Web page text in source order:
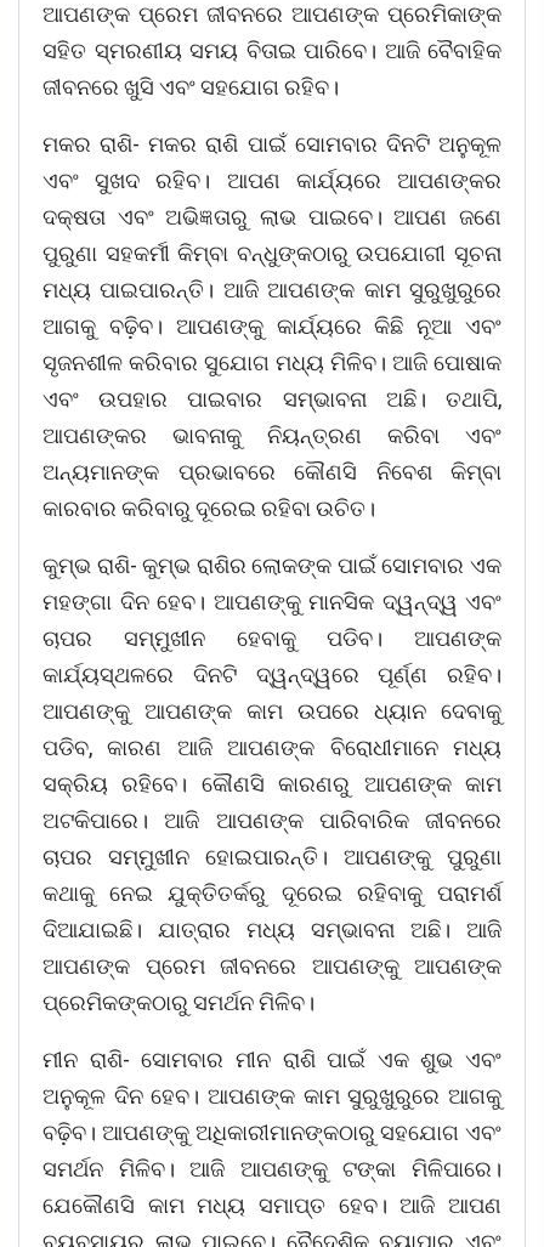
ଆପଣଙ୍କ ପ୍ରେମ ଜୀବନରେ ଆପଣଙ୍କ ପ୍ରେମିକାଙ୍କ
ସହିତ ସ୍ମରଣୀୟ ସମୟ ବିତାଇ ପାରିବେ। ଆଜି ବୈବାହିକ
ଜୀବନରେ ଖୁସି ଏବଂ ସହଯୋଗ ରହିବ।
ମକର ରାଶି- ମକର ରାଶି ପାଇଁ ସୋମବାର ଦିନଟି ଅନୁକୂଳ
ଏବଂ ସୁଖଦ ରହିବ। ଆପଣ କାର୍ଯ୍ୟରେ ଆପଣଙ୍କର
ଦକ୍ଷତା ଏବଂ ଅଭିଜ୍ଞତାରୁ ଲାଭ ପାଇବେ। ଆପଣ ଜଣେ
ପୁରୁଣା ସହକର୍ମୀ କିମ୍ବା ବନ୍ଧୁଙ୍କଠାରୁ ଉପଯୋଗୀ ସୂଚନା
ମଧ୍ୟ ପାଇପାରନ୍ତି। ଆଜି ଆପଣଙ୍କ କାମ ସୁରୁଖୁରୁରେ
ଆଗକୁ ବଢ଼ିବ। ଆପଣଙ୍କୁ କାର୍ଯ୍ୟରେ କିଛି ନୂଆ ଏବଂ
ସୃଜନଶୀଳ କରିବାର ସୁଯୋଗ ମଧ୍ୟ ମିଳିବ। ଆଜି ପୋଷାକ
ଏବଂ ଉପହାର ପାଇବାର ସମ୍ଭାବନା ଅଛି। ତଥାପି,
ଆପଣଙ୍କର ଭାବନାକୁ ନିୟନ୍ତ୍ରଣ କରିବା ଏବଂ
ଅନ୍ୟମାନଙ୍କ ପ୍ରଭାବରେ କୌଣସି ନିବେଶ କିମ୍ବା
କାରବାର କରିବାରୁ ଦୂରେଇ ରହିବା ଉଚିତ।
କୁମ୍ଭ ରାଶି- କୁମ୍ଭ ରାଶିର ଲୋକଙ୍କ ପାଇଁ ସୋମବାର ଏକ
ମହଙ୍ଗା ଦିନ ହେବ। ଆପଣଙ୍କୁ ମାନସିକ ଦ୍ୱନ୍ଦ୍ୱ ଏବଂ
ଚାପର ସମ୍ମୁଖୀନ ହେବାକୁ ପଡିବ। ଆପଣଙ୍କ
କାର୍ଯ୍ୟସ୍ଥଳରେ ଦିନଟି ଦ୍ୱନ୍ଦ୍ୱରେ ପୂର୍ଣ୍ଣ ରହିବ।
ଆପଣଙ୍କୁ ଆପଣଙ୍କ କାମ ଉପରେ ଧ୍ୟାନ ଦେବାକୁ
ପଡିବ, କାରଣ ଆଜି ଆପଣଙ୍କ ବିରୋଧୀମାନେ ମଧ୍ୟ
ସକ୍ରିୟ ରହିବେ। କୌଣସି କାରଣରୁ ଆପଣଙ୍କ କାମ
ଅଟକିପାରେ। ଆଜି ଆପଣଙ୍କ ପାରିବାରିକ ଜୀବନରେ
ଚାପର ସମ୍ମୁଖୀନ ହୋଇପାରନ୍ତି। ଆପଣଙ୍କୁ ପୁରୁଣା
କଥାକୁ ନେଇ ଯୁକ୍ତିତର୍କରୁ ଦୂରେଇ ରହିବାକୁ ପରାମର୍ଶ
ଦିଆଯାଇଛି। ଯାତ୍ରାର ମଧ୍ୟ ସମ୍ଭାବନା ଅଛି। ଆଜି
ଆପଣଙ୍କ ପ୍ରେମ ଜୀବନରେ ଆପଣଙ୍କୁ ଆପଣଙ୍କ
ପ୍ରେମିକଙ୍କଠାରୁ ସମର୍ଥନ ମିଳିବ।
ମୀନ ରାଶି- ସୋମବାର ମୀନ ରାଶି ପାଇଁ ଏକ ଶୁଭ ଏବଂ
ଅନୁକୂଳ ଦିନ ହେବ। ଆପଣଙ୍କ କାମ ସୁରୁଖୁରୁରେ ଆଗକୁ
ବଢ଼ିବ। ଆପଣଙ୍କୁ ଅଧିକାରୀମାନଙ୍କଠାରୁ ସହଯୋଗ ଏବଂ
ସମର୍ଥନ ମିଳିବ। ଆଜି ଆପଣଙ୍କୁ ଟଙ୍କା ମିଳିପାରେ।
ଯେକୌଣସି କାମ ମଧ୍ୟ ସମାପ୍ତ ହେବ। ଆଜି ଆପଣ
ବ୍ୟବସାୟରୁ ଲାଭ ପାଇବେ। ବୈଦେଶିକ ବ୍ୟାପାର ଏବଂ